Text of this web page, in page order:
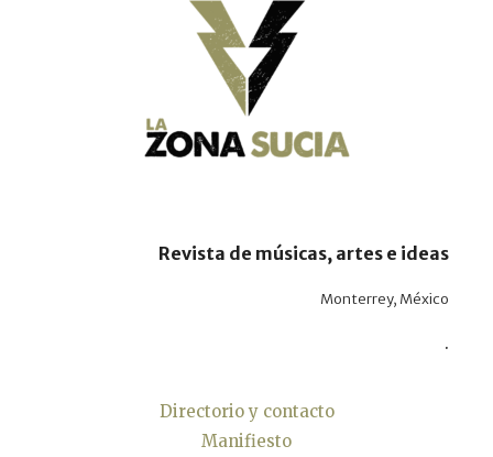
Revista de músicas, artes e ideas
Monterrey, México
.
Directorio y contacto
Manifiesto